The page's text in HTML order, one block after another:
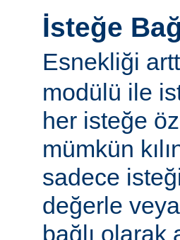
İsteğe
Esnekliği
modülü ile
her isteğe
mümkün
sadece
değerle
bağlı olarak